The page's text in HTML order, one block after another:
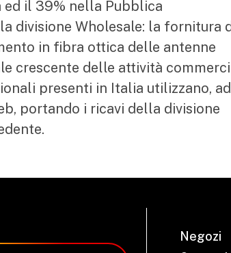
il 39% nella Pubblica
divisione Wholesale: la fornitura
in fibra ottica delle antenne
crescente delle attività
presenti in Italia utilizzano, ad
portando i ricavi della divisione
Negozi